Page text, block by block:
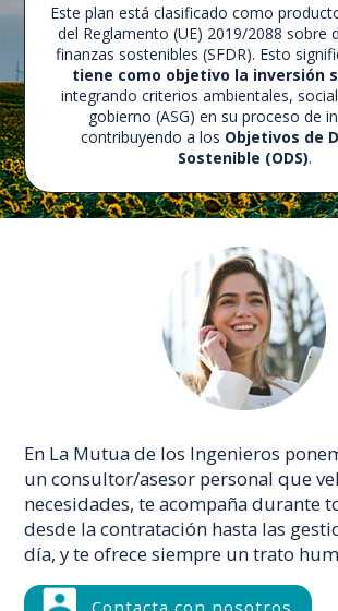
Este plan está clasificado como
del Reglamento (UE) 2019/2088 sobre
finanzas sostenibles (SFDR). Esto
tiene como objetivo la inversión
integrando criterios ambientales,
gobierno (ASG) en su proceso de
contribuyendo a los Objetivos de
Sostenible (ODS).
En La Mutua de los Ingenieros
un consultor/asesor personal que
necesidades, te acompaña durante
desde la contratación hasta las
día, y te ofrece siempre un trato
Contacta con nosotros